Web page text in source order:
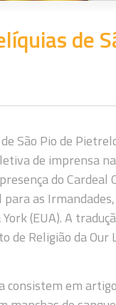
de
São Pio de
de imprensa
do Cardeal
as
York (EUA). A
de Religião da Our
em